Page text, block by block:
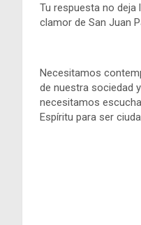
Tu respuesta no deja
clamor de San Juan
Necesitamos
de nuestra sociedad
necesitamos
Espíritu para ser